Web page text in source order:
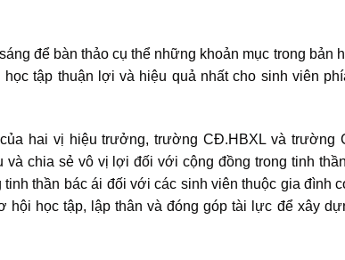
để bàn thảo cụ thể những khoản mục trong bản
tập thuận lợi và hiệu quả nhất cho sinh viên
hai vị hiệu trưởng, trường CĐ.HBXL và trường
và chia sẻ vô vị lợi đối với cộng đồng trong tinh
tinh thần bác ái đối với các sinh viên thuộc gia đình
hội học tập, lập thân và đóng góp tài lực để xây